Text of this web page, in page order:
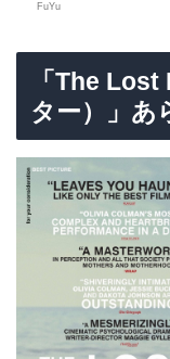
FuYu
「The
ター）」あ